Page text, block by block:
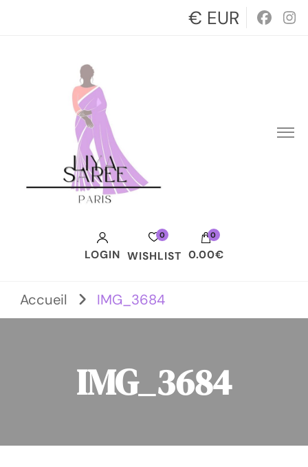
€ EUR
LOGIN
0
WISHLIST
0
0.00€
Votre panier est vide.
Accueil IMG_3684
IMG_3684